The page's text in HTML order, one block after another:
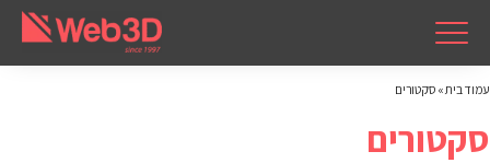
עמוד בית» סקטורים
סקטורים